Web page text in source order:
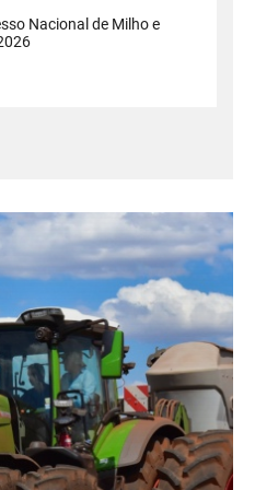
Nacional de Milho e